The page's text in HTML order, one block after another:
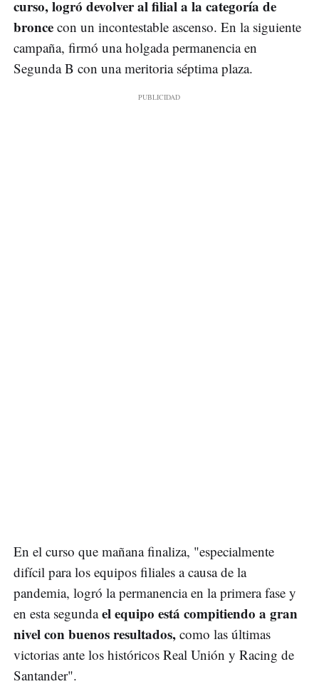
curso, logró devolver al filial a la categoría de
bronce con un incontestable ascenso. En la siguiente
campaña, firmó una holgada permanencia en
Segunda B con una meritoria séptima plaza.
En el curso que mañana finaliza, "especialmente
difícil para los equipos filiales a causa de la
pandemia, logró la permanencia en la primera fase y
en esta segundael equipo está compitiendo a gran
nivel con buenos resultados, como las últimas
victorias ante los históricos Real Unión y Racing de
Santander".